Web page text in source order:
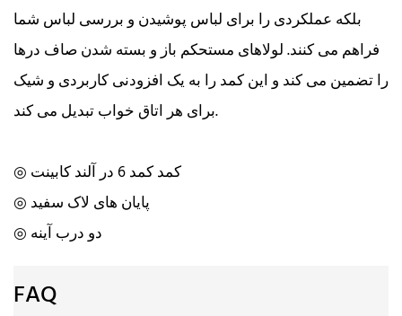
بلکه عملکردی را برای لباس پوشیدن و بررسی لباس شما
فراهم می کنند. لولاهای مستحکم باز و بسته شدن صاف درها
را تضمین می کند و این کمد را به یک افزودنی کاربردی و شیک
برای هر اتاق خواب تبدیل می کند.
◎ پایان های لاک سفید
◎ دو درب آینه
FAQ